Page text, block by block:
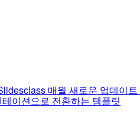
매월 새로운 업데이트
이션으로 전환하는 템플릿